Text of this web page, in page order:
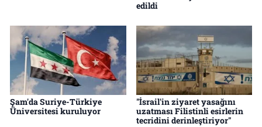
edildi
Şam'da Suriye-Türkiye
Üniversitesi kuruluyor
"İsrail'in ziyaret yasağını
uzatması Filistinli esirlerin
tecridini derinleştiriyor"